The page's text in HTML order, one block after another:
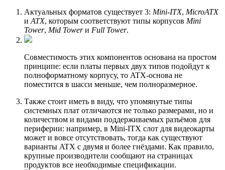
Актуальных форматов существует 3: Mini-ITX, MicroATX
иATX, которым соответствуют типы корпусов Mini
Tower, Mid Towerи Full Tower.
Совместимость этих компонентов основана на простом
принципе: если платы первых двух типов подойдут к
полноформатному корпусу, то ATX-основа не
поместится в шасси меньше, чем полноразмерное.
Также стоит иметь в виду, что упомянутые типы
системных плат отличаются не только размерами, но и
количеством и видами поддерживаемых разъёмов для
периферии: например, в Mini-ITX слот для видеокарты
может и вовсе отсутствовать, тогда как существуют
варианты ATX с двумя и более гнёздами. Как правило,
крупные производители сообщают на страницах
продуктов все необходимые спецификации.